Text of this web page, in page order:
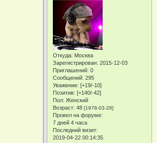
Откуда: Москва
Зарегистрирован: 2015-12-03
Приглашений: 0
Сообщений: 295
Уважение: [+19/-10]
Позитив: [+140/-42]
Пол: Женский
Возраст: 48[1978-03-28]
Провел на форуме:
7 дней 4 часа
Последний визит:
2019-04-22 00:14:35